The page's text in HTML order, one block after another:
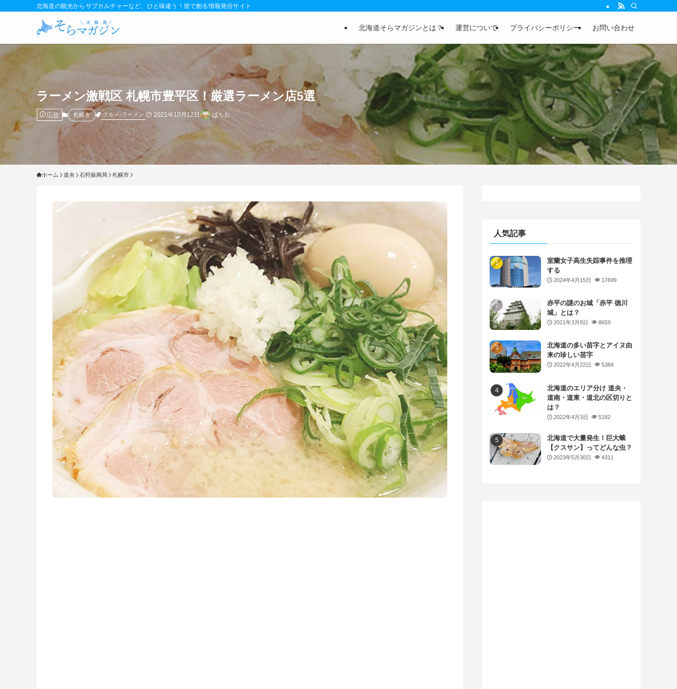
北海道の観光からサブカルチャーなど、ひと味違う！皆で創る情報発信サイト
北海道そらマガジンとは？ 運営について プライバシーポリシー お問い合わせ
ラーメン激戦区 札幌市豊平区！厳選ラーメン店5選
広告 札幌市 グルメ ラーメン 2021年10月12日 ばちお
ホーム 道央 石狩振興局 札幌市
人気記事
室蘭女子高生失踪事件を推理
する
2024年4月15日 17699
赤平の謎のお城「赤平 徳川
城」とは？
2021年3月8日 8659
北海道の多い苗字とアイヌ由
来の珍しい苗字
2022年4月22日 5384
北海道のエリア分け 道央・
道南・道東・道北の区切りと
は？
2022年4月3日 5182
北海道で大量発生！巨大蛾
【クスサン】ってどんな虫？
2023年5月30日 4311